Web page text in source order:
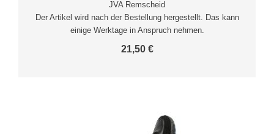
JVA Remscheid
Der Artikel wird nach der Bestellung hergestellt. Das kann
einige Werktage in Anspruch nehmen.
21,50 €